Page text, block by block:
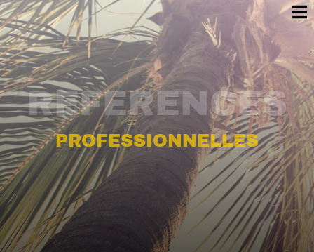
REFERENCES
PROFESSIONNELLES